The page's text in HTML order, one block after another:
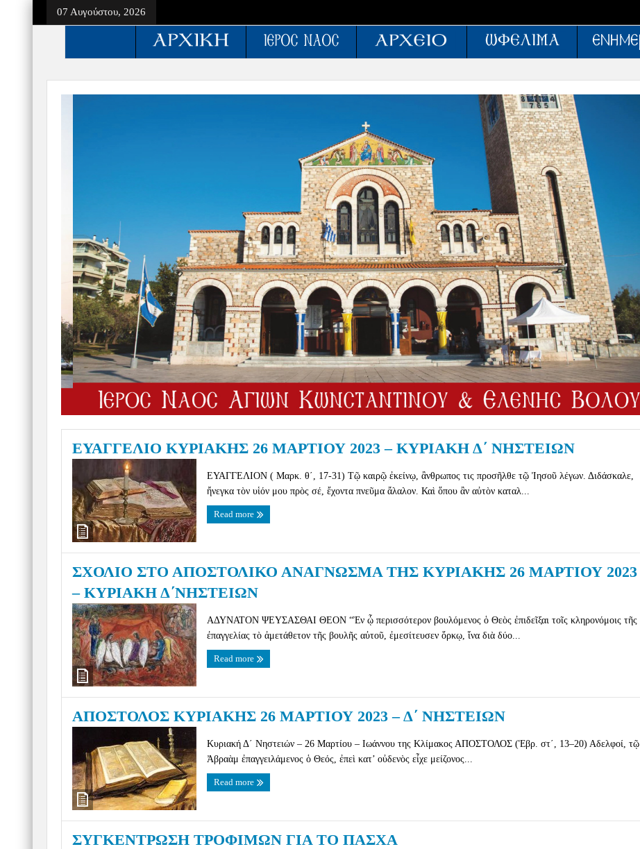
07 Αυγούστου, 2026
ΕΥΑΓΓΕΛΙΟ ΚΥΡΙΑΚΗΣ 26 ΜΑΡΤΙΟΥ 2023 – ΚΥΡΙΑΚΗ Δ΄ ΝΗΣΤΕΙΩΝ
ΕΥΑΓΓΕΛΙΟΝ ( Μαρκ. θ΄, 17-31) Τῷ καιρῷ ἐκείνῳ, ἂνθρωπος τις προσῆλθε τῷ Ἰησοῦ λέγων. Διδάσκαλε,
ἤνεγκα τὸν υἱόν μου πρὸς σέ, ἔχοντα πνεῦμα ἄλαλον. Καὶ ὅπου ἂν αὐτὸν καταλ...
Read more
ΣΧΟΛΙΟ ΣΤΟ ΑΠΟΣΤΟΛΙΚΟ ΑΝΑΓΝΩΣΜΑ ΤΗΣ ΚΥΡΙΑΚΗΣ 26 ΜΑΡΤΙΟΥ 2023
– ΚΥΡΙΑΚΗ Δ΄ΝΗΣΤΕΙΩΝ
ΑΔΥΝΑΤΟΝ ΨΕΥΣΑΣΘΑΙ ΘΕΟΝ “Ἐν ᾧ περισσότερον βουλόμενος ὁ Θεὸς ἐπιδεῖξαι τοῖς κληρονόμοις τῆς
ἐπαγγελίας τὸ ἀμετάθετον τῆς βουλῆς αὐτοῦ, ἐμεσίτευσεν ὅρκῳ, ἵνα διὰ δύο...
Read more
ΑΠΟΣΤΟΛΟΣ ΚΥΡΙΑΚΗΣ 26 ΜΑΡΤΙΟΥ 2023 – Δ΄ ΝΗΣΤΕΙΩΝ
Κυριακή Δ΄ Νηστειών – 26 Μαρτίου – Ιωάννου της Κλίμακος ΑΠΟΣΤΟΛΟΣ (Ἑβρ. στ΄, 13–20) Αδελφοί, τῷ
Ἀβραὰμ ἐπαγγειλάμενος ὁ Θεός, ἐπεὶ κατ’ οὐδενὸς εἶχε μείζονος...
Read more
ΣΥΓΚΕΝΤΡΩΣΗ ΤΡΟΦΙΜΩΝ ΓΙΑ ΤΟ ΠΑΣΧΑ